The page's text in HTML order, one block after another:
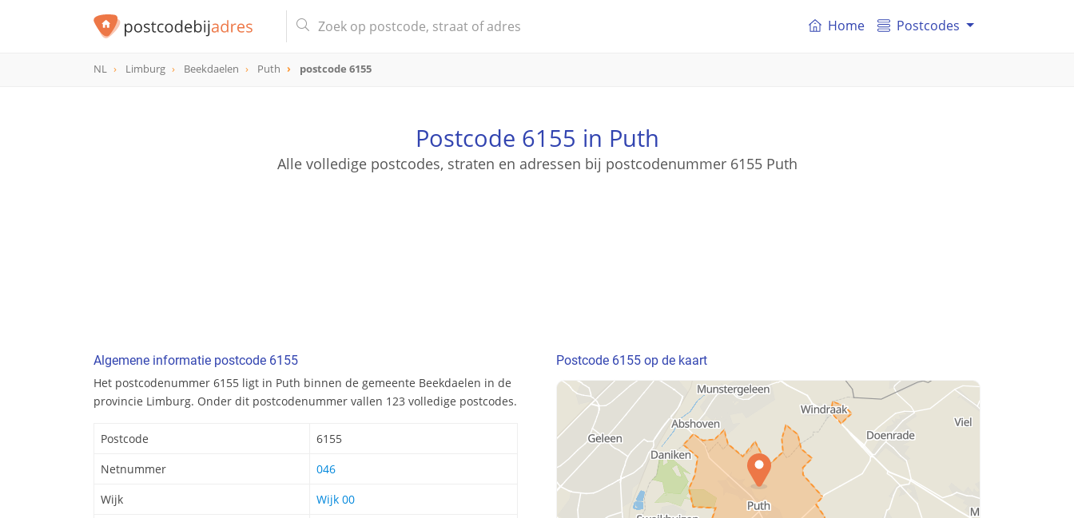
postcode
Home Postcodes
NL Limburg Beekdaelen Puth postcode 6155
Postcode 6155 in Puth
Alle volledige postcodes, straten en adressen bij postcodenummer 6155 Puth
Algemene informatie postcode 6155
Het postcodenummer 6155 ligt in Puth binnen de gemeente Beekdaelen in de
provincie Limburg. Onder dit postcodenummer vallen 123 volledige postcodes.
Postcode
6155
Netnummer
046
Wijk
Wijk 00
Postcode 6155 op de kaart